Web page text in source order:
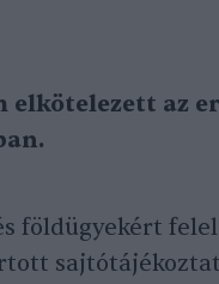
az
földügyekért